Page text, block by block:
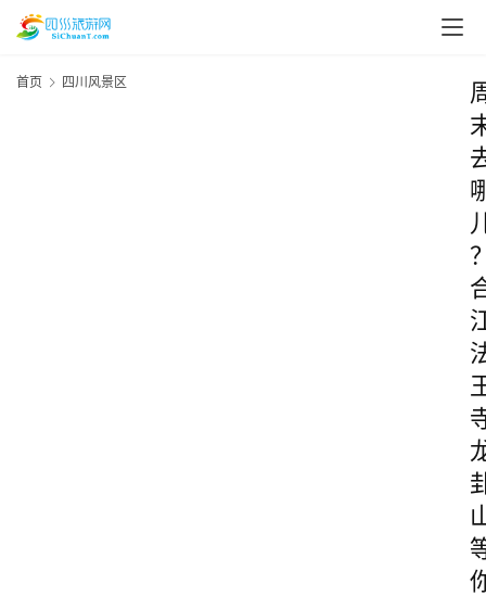
首页 四川风景区